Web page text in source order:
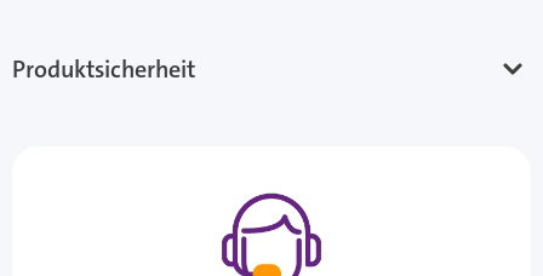
Produktsicherheit